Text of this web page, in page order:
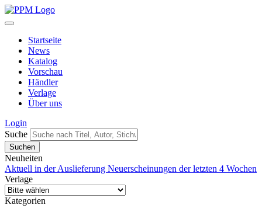
Startseite
News
Katalog
Vorschau
Händler
Verlage
Über uns
Login
Suche
Neuheiten
Aktuell in der Auslieferung Neuerscheinungen der letzten 4 Wochen
Verlage
Kategorien